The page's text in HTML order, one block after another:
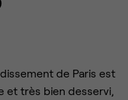
de Paris est
et très bien desservi,